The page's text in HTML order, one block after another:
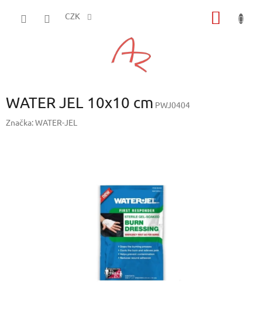
CZK
WATER JEL 10x10 cm PWJ0404
Značka:WATER-JEL